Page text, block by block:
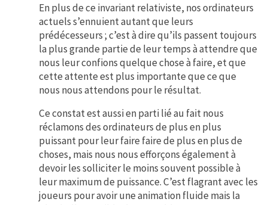
En plus de ce invariant relativiste, nos ordinateurs
actuels s’ennuient autant que leurs
prédécesseurs ; c’est à dire qu’ils passent toujours
la plus grande partie de leur temps à attendre que
nous leur confions quelque chose à faire, et que
cette attente est plus importante que ce que
nous nous attendons pour le résultat.
Ce constat est aussi en parti lié au fait nous
réclamons des ordinateurs de plus en plus
puissant pour leur faire faire de plus en plus de
choses, mais nous nous efforçons également à
devoir les solliciter le moins souvent possible à
leur maximum de puissance. C’est flagrant avec les
joueurs pour avoir une animation fluide mais la